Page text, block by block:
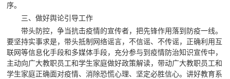
序。
三、做好舆论引导工作
带头防控，争当抗击疫情的宣传者，把先锋作用落到防疫一线。
要坚持实事求是，带头抵制网络谣言，不信谣、不传谣，正确利用互
联网等信息化手段和多媒体手段，充分参与到疫情防治知识宣传中，
主动向广大教职员工和学生家庭做好政策解读，带动广大教职员工和
学生家庭正确面对疫情、消除恐慌心理、坚定必胜信心。讲好教育系